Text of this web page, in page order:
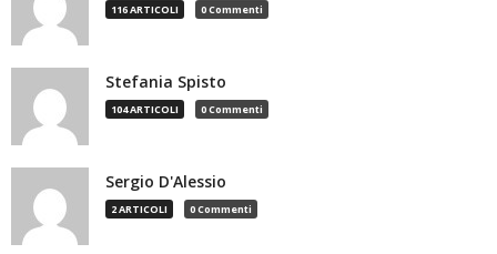
116 ARTICOLI 0 Commenti
Stefania Spisto
104 ARTICOLI 0 Commenti
Sergio D'Alessio
2 ARTICOLI 0 Commenti